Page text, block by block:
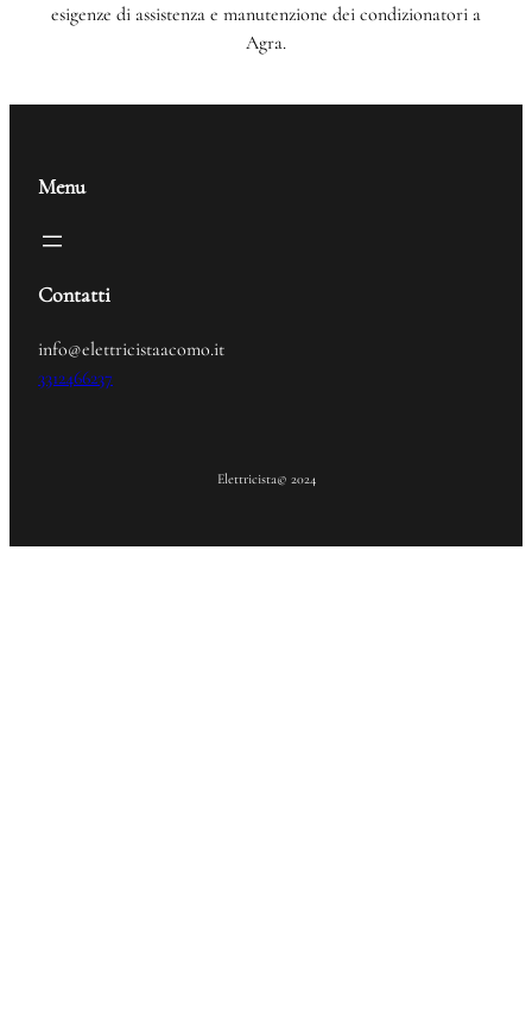
esigenze di assistenza e manutenzione dei condizionatori a
Agra.
Menu
Contatti
info@elettricistaacomo.it
3312466237
Elettricista© 2024